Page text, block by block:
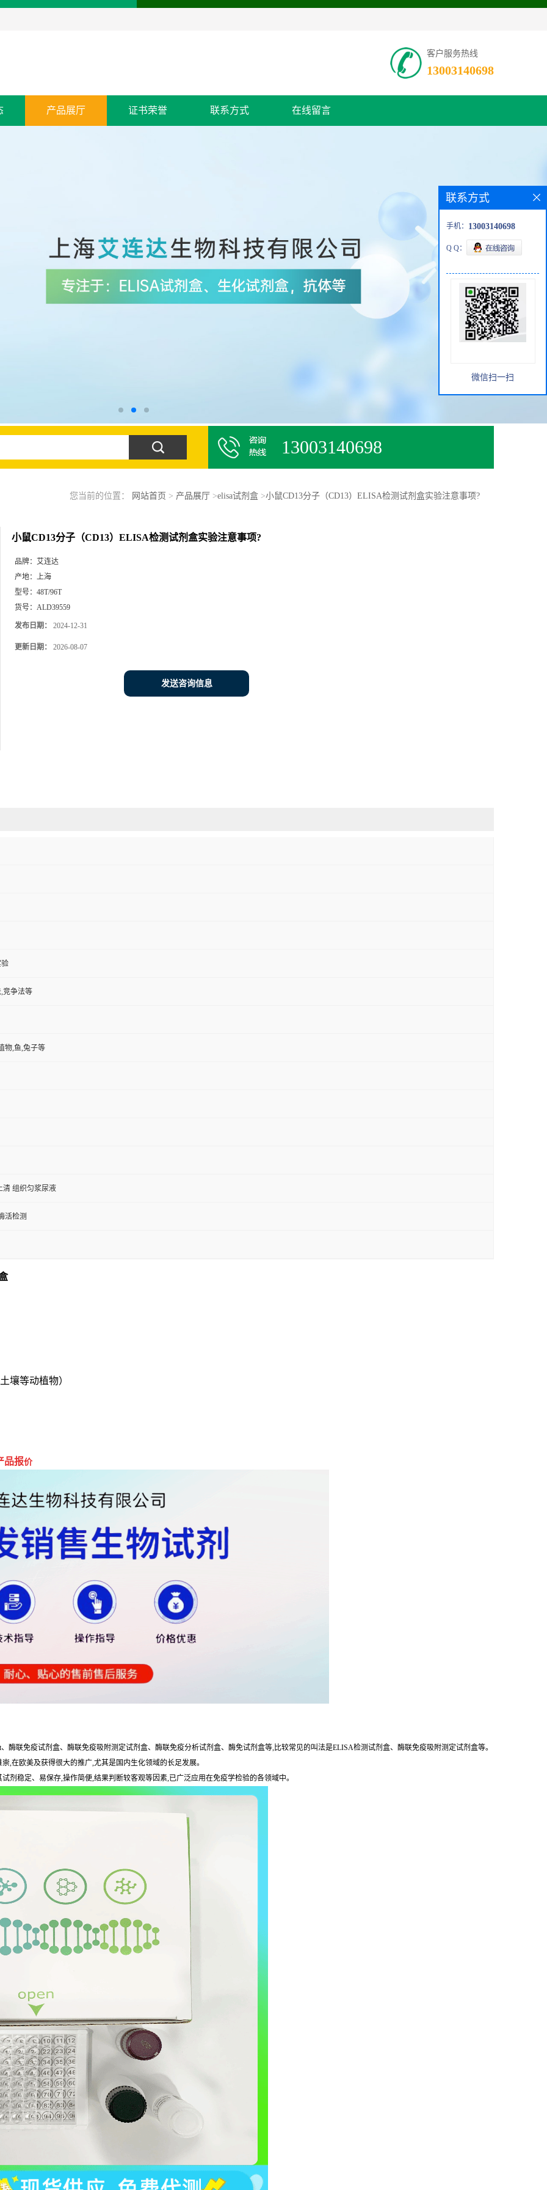
客户服务热线
13003140698
产品展厅 证书荣誉 联系方式 在线留言
13003140698
您当前的位置： 网站首页 > 产品展厅 >elisa试剂盒>小鼠CD13分子（CD13）ELISA检测试剂盒实验注意事项?
小鼠CD13分子（CD13）ELISA检测试剂盒实验注意事项?
品牌： 艾连达
产地： 上海
型号： 48T/96T
货号： ALD39559
发布日期： 2024-12-31
更新日期： 2026-08-07
发送咨询信息
竞争法等
物,鱼,兔子等
清 组织匀浆尿液
活检测
壤等动植物）
品报价
酶联免疫试剂盒、酶联免疫吸附测定试剂盒、酶联免疫分析试剂盒、酶免试剂盒等,比较常见的叫法是ELISA检测试剂盒、酶联免疫吸附测定试剂盒等。
,在欧美及获得很大的推广,尤其是国内生化领域的长足发展。
剂稳定、易保存,操作简便,结果判断较客观等因素,已广泛应用在免疫学检验的各领域中。
联系方式
手机： 13003140698
Q Q：
微信扫一扫